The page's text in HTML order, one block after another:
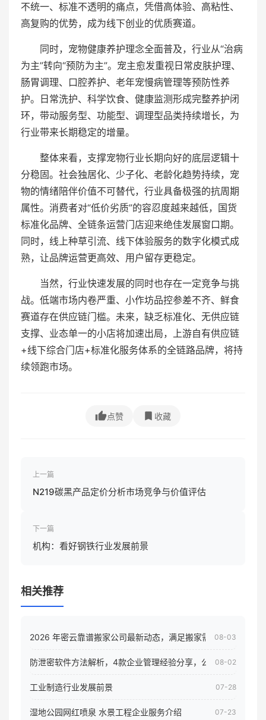
不统一、标准不透明的痛点，凭借高体验、高粘性、
高复购的优势，成为线下创业的优质赛道。
同时，宠物健康养护理念全面普及，行业从“治病
为主”转向“预防为主”。宠主愈发重视日常皮肤护理、
肠胃调理、口腔养护、老年宠慢病管理等预防性养
护。日常洗护、科学饮食、健康监测形成完整养护闭
环，带动服务型、功能型、调理型品类持续增长，为
行业带来长期稳定的增量。
整体来看，支撑宠物行业长期向好的底层逻辑十
分稳固。社会独居化、少子化、老龄化趋势持续，宠
物的情绪陪伴价值不可替代，行业具备极强的抗周期
属性。消费者对“低价劣质”的容忍度越来越低，国货
标准化品牌、全链条运营门店迎来绝佳发展窗口期。
同时，线上种草引流、线下体验服务的数字化模式成
熟，让品牌运营更高效、用户留存更稳定。
当然，行业快速发展的同时也存在一定竞争与挑
战。低端市场内卷严重、小作坊品控参差不齐、鲜食
赛道存在供应链门槛。未来，缺乏标准化、无供应链
支撑、业态单一的小店将加速出局，上游自有供应链
+线下综合门店+标准化服务体系的全链路品牌，将持
续领跑市场。
点赞 收藏
上一篇
N219碳黑产品定价分析市场竞争与价值评估
下一篇
机构：看好钢铁行业发展前景
相关推荐
2026 年密云靠谱搬家公司最新动态，满足搬家需求！08-03
防泄密软件方法解析，4款企业管理经验分享，公司员工电脑核
08-02
工业制造行业发展前景 07-28
湿地公园网红喷泉 水景工程企业服务介绍 07-23